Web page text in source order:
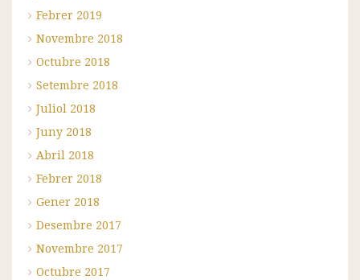
Febrer 2019
Novembre 2018
Octubre 2018
Setembre 2018
Juliol 2018
Juny 2018
Abril 2018
Febrer 2018
Gener 2018
Desembre 2017
Novembre 2017
Octubre 2017